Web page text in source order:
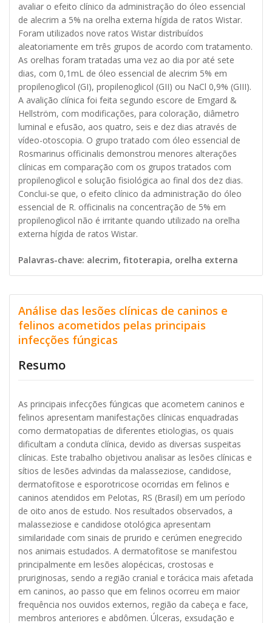
avaliar o efeito clínico da administração do óleo essencial
de alecrim a 5% na orelha externa hígida de ratos Wistar.
Foram utilizados nove ratos Wistar distribuídos
aleatoriamente em três grupos de acordo com tratamento.
As orelhas foram tratadas uma vez ao dia por até sete
dias, com 0,1mL de óleo essencial de alecrim 5% em
propilenoglicol (GI), propilenoglicol (GII) ou NaCl 0,9% (GIII).
A avalição clínica foi feita segundo escore de Emgard &
Hellström, com modificações, para coloração, diâmetro
luminal e efusão, aos quatro, seis e dez dias através de
vídeo-otoscopia. O grupo tratado com óleo essencial de
Rosmarinus officinalis demonstrou menores alterações
clínicas em comparação com os grupos tratados com
propilenoglicol e solução fisiológica ao final dos dez dias.
Conclui-se que, o efeito clínico da administração do óleo
essencial de R. officinalis na concentração de 5% em
propilenoglicol não é irritante quando utilizado na orelha
externa hígida de ratos Wistar.
Palavras-chave: alecrim, fitoterapia, orelha externa
Análise das lesões clínicas de caninos e
felinos acometidos pelas principais
infecções fúngicas
Resumo
As principais infecções fúngicas que acometem caninos e
felinos apresentam manifestações clínicas enquadradas
como dermatopatias de diferentes etiologias, os quais
dificultam a conduta clínica, devido as diversas suspeitas
clínicas. Este trabalho objetivou analisar as lesões clínicas e
sítios de lesões advindas da malasseziose, candidose,
dermatofitose e esporotricose ocorridas em felinos e
caninos atendidos em Pelotas, RS (Brasil) em um período
de oito anos de estudo. Nos resultados observados, a
malasseziose e candidose otológica apresentam
similaridade com sinais de prurido e cerúmen enegrecido
nos animais estudados. A dermatofitose se manifestou
principalmente em lesões alopécicas, crostosas e
pruriginosas, sendo a região cranial e torácica mais afetada
em caninos, ao passo que em felinos ocorreu em maior
frequência nos ouvidos externos, região da cabeça e face,
membros anteriores e abdômen. Úlceras, exsudação e